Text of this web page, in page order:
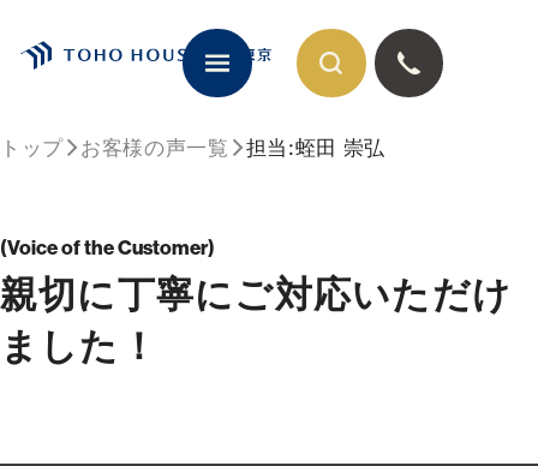
トップ お客様の声一覧 担当:蛭田 崇弘
Voice of the Customer
親切に丁寧にご対応いただけ
ました！